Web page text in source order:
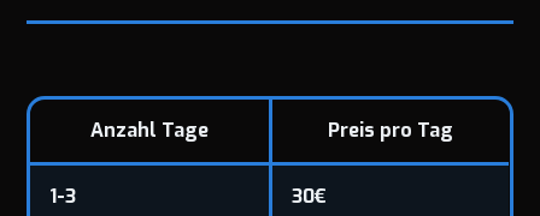
Anzahl Tage Preis pro Tag
1-3 30€